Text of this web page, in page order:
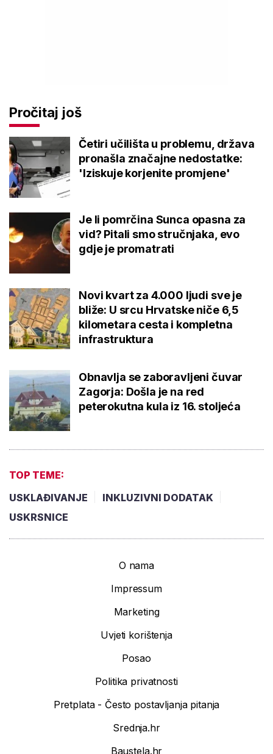
Pročitaj još
Četiri učilišta u problemu, država
pronašla značajne nedostatke:
'Iziskuje korjenite promjene'
Je li pomrčina Sunca opasna za
vid? Pitali smo stručnjaka, evo
gdje je promatrati
Novi kvart za 4.000 ljudi sve je
bliže: U srcu Hrvatske niče 6,5
kilometara cesta i kompletna
infrastruktura
Obnavlja se zaboravljeni čuvar
Zagorja: Došla je na red
peterokutna kula iz 16. stoljeća
TOP TEME:
USKLAĐIVANJE
INKLUZIVNI DODATAK
USKRSNICE
O nama
Impressum
Marketing
Uvjeti korištenja
Posao
Politika privatnosti
Pretplata - Često postavljanja pitanja
Srednja.hr
Baustela.hr